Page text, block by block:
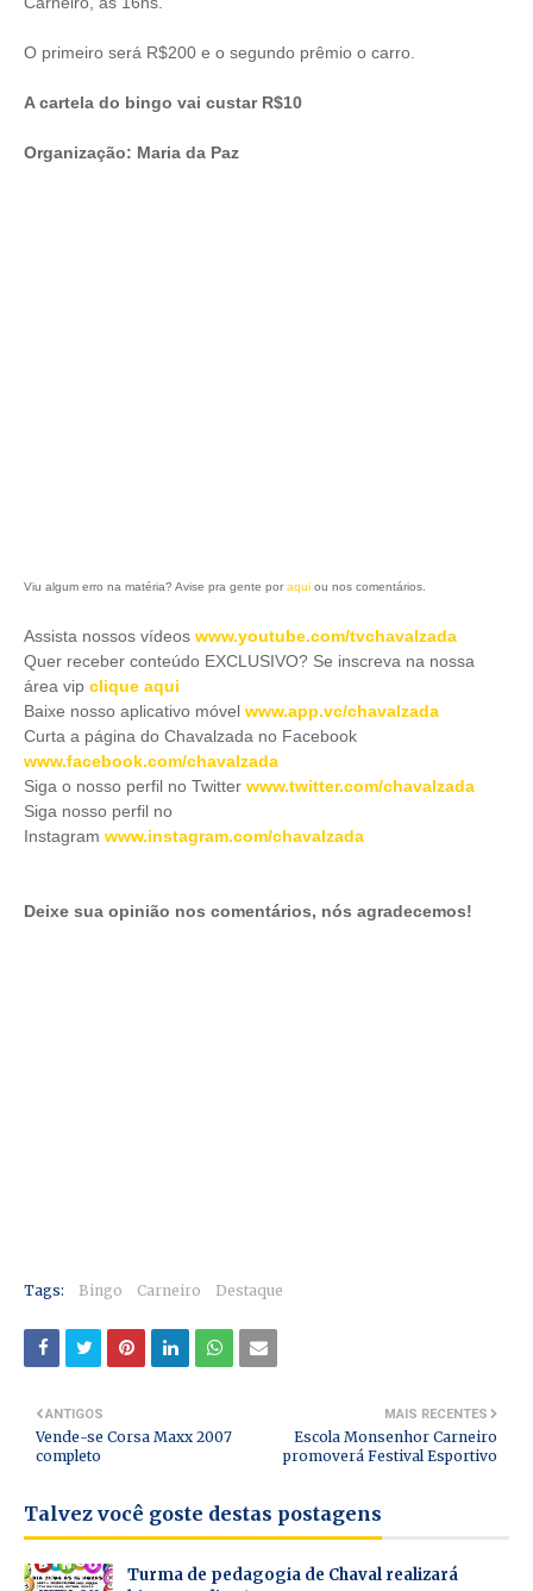
O primeiro será R$200 e o segundo prêmio o carro.
A cartela do bingo vai custar R$10
Organização: Maria da Paz
Viu algum erro na matéria? Avise pra gente por aqui ou nos comentários.
Assista nossos vídeos www.youtube.com/tvchavalzada
Quer receber conteúdo EXCLUSIVO? Se inscreva na nossa
área vip clique aqui
Baixe nosso aplicativo móvel www.app.vc/chavalzada
Curta a página do Chavalzada no Facebook
www.facebook.com/chavalzada
Siga o nosso perfil no Twitter www.twitter.com/chavalzada
Siga nosso perfil no
Instagram www.instagram.com/chavalzada
Deixe sua opinião nos comentários, nós agradecemos!
Tags: Bingo Carneiro Destaque
MAIS RECENTES
Escola Monsenhor Carneiro
promoverá Festival Esportivo
ANTIGOS
Vende-se Corsa Maxx 2007
completo
Talvez você goste destas postagens
Turma de pedagogia de Chaval realizará